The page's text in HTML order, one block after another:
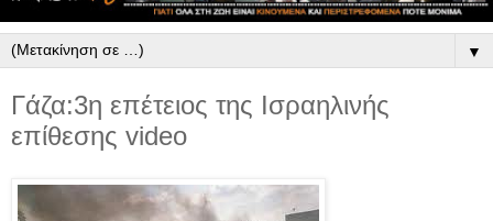
▼
Γάζα:3η επέτειος της Ισραηλινής
επίθεσης video